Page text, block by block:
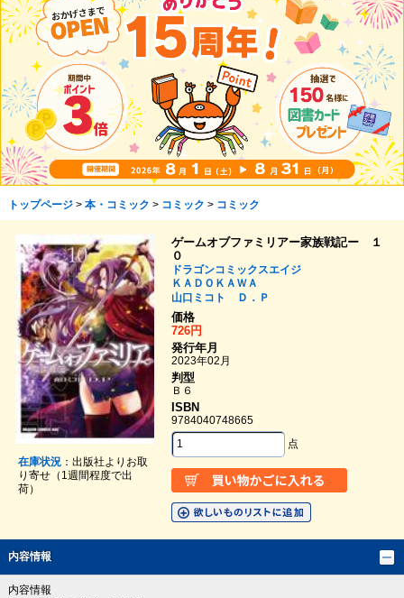
トップページ> 本・コミック > コミック > コミック
在庫状況：出版社よりお取
り寄せ（1週間程度で出
荷）
ゲームオブファミリアー家族戦記ー １
０
ドラゴンコミックスエイジ
ＫＡＤＯＫＡＷＡ
山口ミコト
Ｄ．Ｐ
価格
726円
発行年月
2023年02月
判型
Ｂ６
ISBN
9784040748665
点
内容情報
内容情報